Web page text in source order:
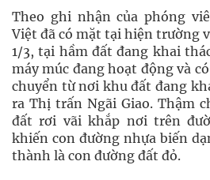
Theo ghi nhận của phóng
Việt đã có mặt tại hiện trường
1/3, tại hầm đất đang khai
máy múc đang hoạt động và
chuyển từ nơi khu đất đang
ra Thị trấn Ngãi Giao. Thậm
đất rơi vãi khắp nơi trên
khiến con đường nhựa biến
thành là con đường đất đỏ.